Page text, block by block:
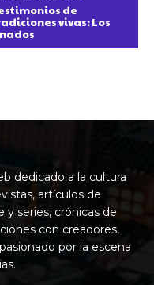
de
vivas: Los
dedicado a la cultura
artículos de
y series, crónicas de
con creadores,
por la escena